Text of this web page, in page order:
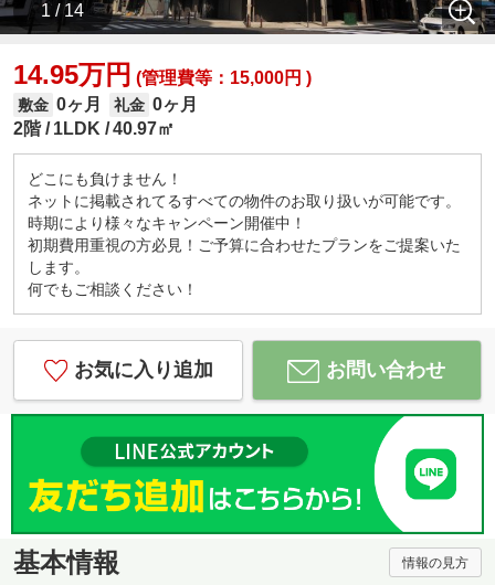
1 / 14
14.95万円 (管理費等：15,000円 )
敷金 0ヶ月 礼金 0ヶ月
2階
1LDK 40.97㎡
どこにも負けません！
ネットに掲載されてるすべての物件のお取り扱いが可能です。
時期により様々なキャンペーン開催中！
初期費用重視の方必見！ご予算に合わせたプランをご提案いた
します。
何でもご相談ください！
お気に入り追加 お問い合わせ
基本情報 情報の見方